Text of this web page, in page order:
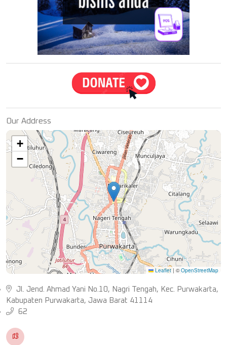
Our Address
+
−
Leaflet | ©OpenStreetMap
Jl. Jend. Ahmad Yani No.10, Nagri Tengah, Kec. Purwakarta,
Kabupaten Purwakarta, Jawa Barat 41114
62